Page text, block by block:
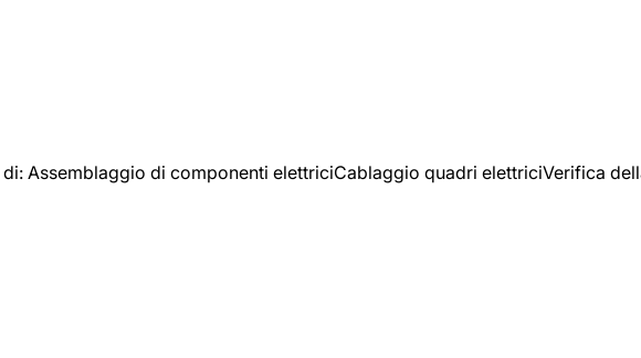
Assemblaggio di componenti elettriciCablaggio quadri elettriciVerifica